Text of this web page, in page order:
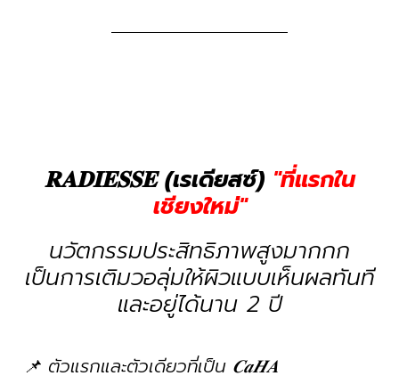
𝐑𝐀𝐃𝐈𝐄𝐒𝐒𝐄 (เรเดียสซ์) "ที่แรกใน
เชียงใหม่"
นวัตกรรมประสิทธิภาพสูงมากกก
เป็นการเติมวอลุ่มให้ผิวแบบเห็นผลทันที
และอยู่ได้นาน 2 ปี
📌 ตัวแรกและตัวเดียวที่เป็น 𝑪𝒂𝑯𝑨